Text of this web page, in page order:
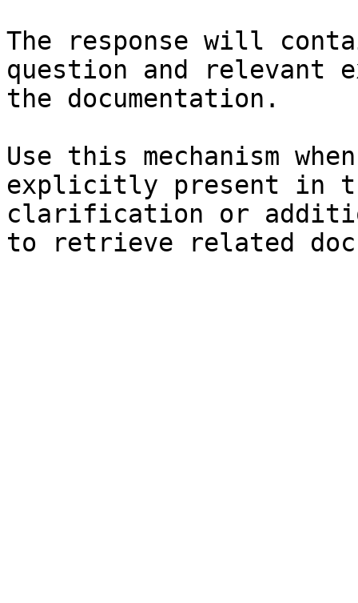
The response will
question and relevant
the documentation.
Use this mechanism
explicitly present in
clarification or